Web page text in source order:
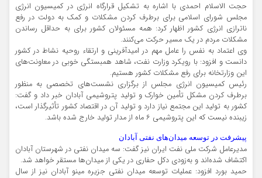
حجت الاسلام احمدی با اشاره به تشکیل قرارگاه انرژی در کمیسیون انرژی
مجلس شورای اسلامی برای برطرف کردن مشکلات و کمک به دولت در رفع
ناترازی انرژی کشور اظهار کرد: همه مسئولان کشور برای به حداقل رساندن
مشکلات مردم در یک مسیر حرکت می‌کنند.
وی اعتماد به‌ نفس را عامل مهم در امیدآفرینی و ارتقاء روحیه نشاط در کشور
دانست و افزود: با رویکرد وزارت نفت، شاهد همبستگی خوبی در معاونت‌های
این وزارتخانه برای رفع مشکلات کشور هستیم.
رئیس کمیسیون انرژی مجلس از برگزاری نشست‌های تخصصی به منظور
برطرف کردن مشکل تأمین خوارک و تولید پتروشیمی آبادان خبر داد و گفت:
کشور به تولید این مجتمع نیاز دارد و تولید آن در اقتصاد کشور تأثیرگذار است،
زیبنده نیست که این پتروشیمی ۶ ماه از مدار تولید خارج شده باشد.
پیشرفت در توسعه میدان‌های نفتی آبادان
مدیرعامل شرکت ملی نفت ایران نیز گفت: سه میدان نفتی در شهرستان آبادان
اکتشاف شده‌اند و به‌زودی دکل حفاری در یکی از میدان‌ها مستقر خواهد شد.
حمید بورد افزود: عملیات توسعه میدان نفتی جزیره مینو آبادان نیز از سال